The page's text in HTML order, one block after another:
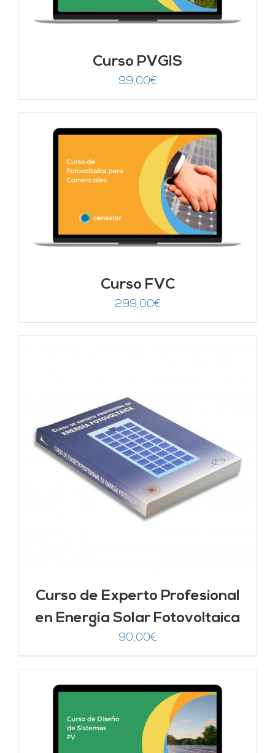
Curso PVGIS
99,00€
Curso FVC
299,00€
Curso de Experto Profesional
en Energía Solar Fotovoltaica
90,00€